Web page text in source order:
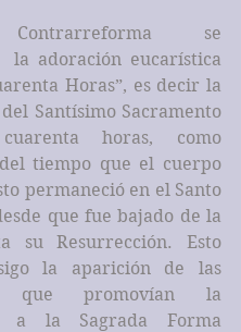
se
la adoración eucarística
Horas”, es decir la
Santísimo Sacramento
horas, como
tiempo que el cuerpo
permaneció en el Santo
que fue bajado de la
su Resurrección. Esto
la aparición de las
que promovían la
a la Sagrada Forma